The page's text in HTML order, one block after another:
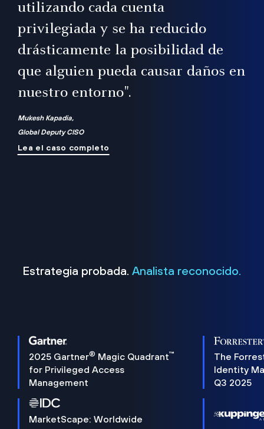
utilizando cada cuenta
privilegiada y se ha reducido
drásticamente la posibilidad de
que alguien pueda causar daños en
nuestro entorno".
Mukesh Kapadia,
Global Deputy CISO
Lea el caso completo
Estrategia probada. Analista reconocido.
2025 Gartner® Magic Quadrant™
for Privileged Access
Management
The
Identity
Q3 2025
MarketScape: Worldwide